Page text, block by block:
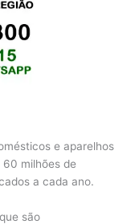
e aparelhos
milhões de
a cada ano.
são